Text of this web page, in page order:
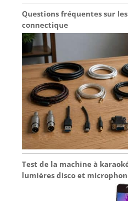
Questions fréquentes sur
connectique
Test de la machine à
lumières disco et